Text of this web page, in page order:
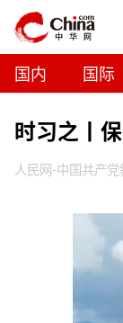
国内 国际
时习之丨
人民网-中国共产